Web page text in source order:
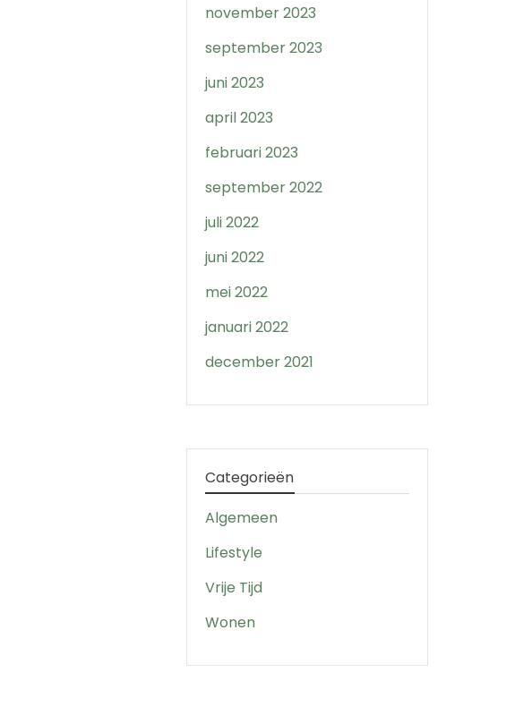
november 2023
september 2023
juni 2023
april 2023
februari 2023
september 2022
juli 2022
juni 2022
mei 2022
januari 2022
december 2021
Categorieën
Algemeen
Lifestyle
Vrije Tijd
Wonen